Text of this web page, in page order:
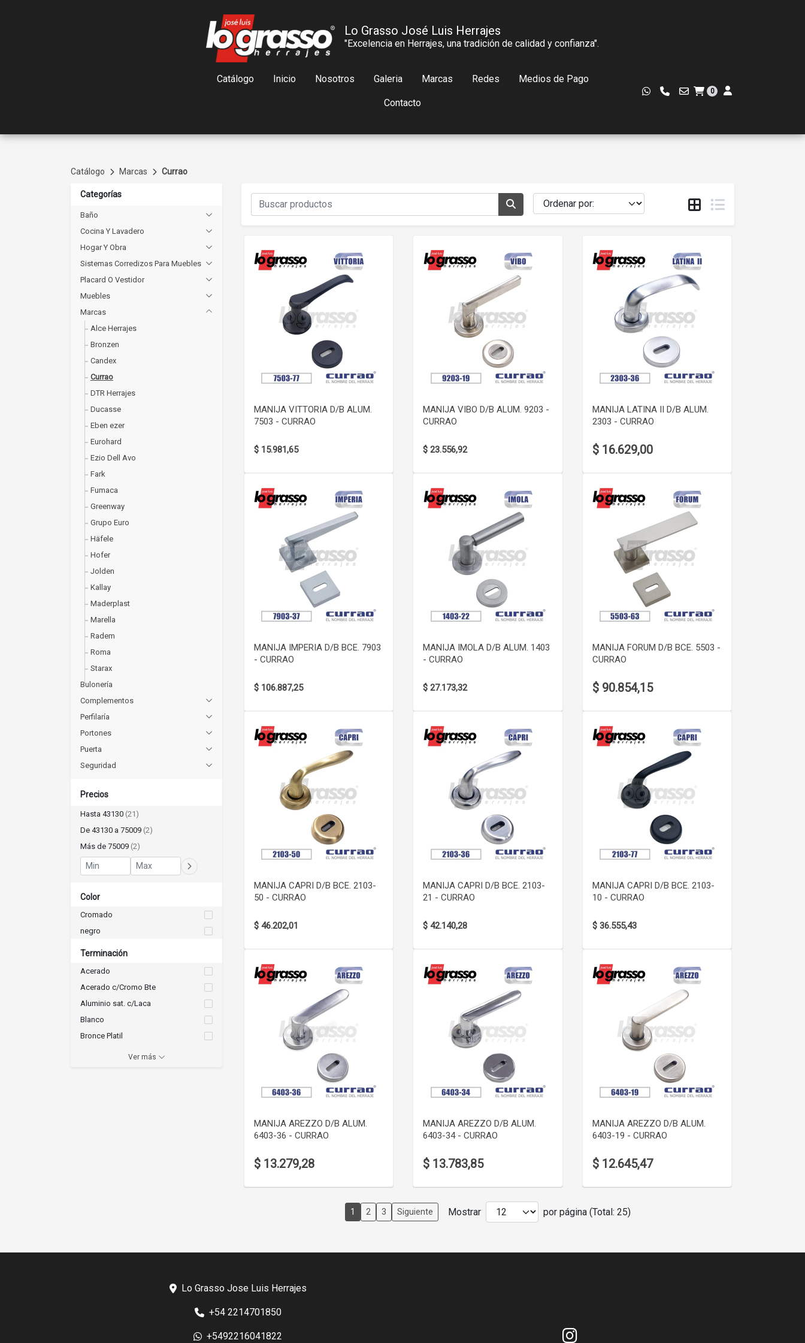
Lo Grasso José Luis Herrajes
"Excelencia en Herrajes, una tradición de calidad y confianza".
Catálogo Inicio Nosotros Galeria Marcas Redes Medios de Pago
Contacto
0
Catálogo Marcas Currao
Categorías
Baño
Cocina Y Lavadero
Hogar Y Obra
Sistemas Corredizos Para Muebles
Placard O Vestidor
Muebles
Marcas
Alce Herrajes
Bronzen
Candex
Currao
DTR Herrajes
Ducasse
Eben ezer
Eurohard
Ezio Dell Avo
Fark
Fumaca
Greenway
Grupo Euro
Häfele
Hofer
Jolden
Kallay
Maderplast
Marella
Radem
Roma
Starax
Bulonería
Complementos
Perfilaría
Portones
Puerta
Seguridad
Precios
Hasta 43130 (21)
De 43130 a 75009 (2)
Más de 75009 (2)
Color
Cromado
negro
Terminación
Acerado
Acerado c/Cromo Bte
Aluminio sat. c/Laca
Blanco
Bronce Platil
Ver más
MANIJA VITTORIA D/B ALUM.
7503 - CURRAO
$ 15.981,65
VER DETALLE
MANIJA VIBO D/B ALUM. 9203 -
CURRAO
$ 23.556,92
VER DETALLE
MANIJA LATINA II D/B ALUM.
2303 - CURRAO
$ 16.629,00
VER DETALLE
MANIJA IMPERIA D/B BCE. 7903
- CURRAO
$ 106.887,25
VER DETALLE
MANIJA IMOLA D/B ALUM. 1403
- CURRAO
$ 27.173,32
VER DETALLE
MANIJA FORUM D/B BCE. 5503 -
CURRAO
$ 90.854,15
VER DETALLE
MANIJA CAPRI D/B BCE. 2103-
50 - CURRAO
$ 46.202,01
VER DETALLE
MANIJA CAPRI D/B BCE. 2103-
21 - CURRAO
$ 42.140,28
VER DETALLE
MANIJA CAPRI D/B BCE. 2103-
10 - CURRAO
$ 36.555,43
VER DETALLE
MANIJA AREZZO D/B ALUM.
6403-36 - CURRAO
$ 13.279,28
VER DETALLE
MANIJA AREZZO D/B ALUM.
6403-34 - CURRAO
$ 13.783,85
VER DETALLE
MANIJA AREZZO D/B ALUM.
6403-19 - CURRAO
$ 12.645,47
VER DETALLE
1 2 3 Siguiente Mostrar por página (Total: 25)
Lo Grasso Jose Luis Herrajes
+54 2214701850
+5492216041822